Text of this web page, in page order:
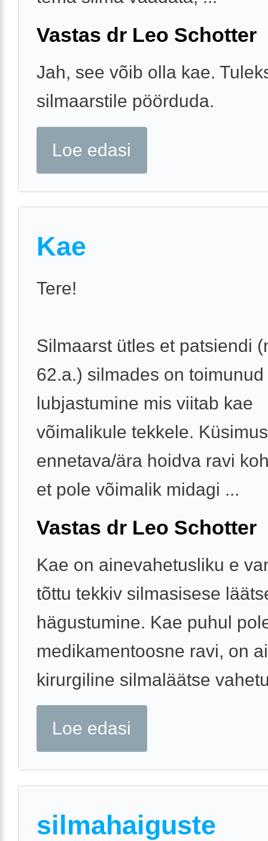
Vastas dr Leo Schotter
Jah, see võib olla kae.
silmaarstile pöörduda.
Loe edasi
Kae
Tere!
Silmaarst ütles et patsiendi
62.a.) silmades on toimunud
lubjastumine mis viitab kae
võimalikule tekkele.
ennetava/ära hoidva ravi
et pole võimalik midagi ...
Vastas dr Leo Schotter
Kae on ainevahetusliku e
tõttu tekkiv silmasisese
hägustumine. Kae puhul
medikamentoosne ravi, on
kirurgiline silmaläätse
Loe edasi
silmahaiguste